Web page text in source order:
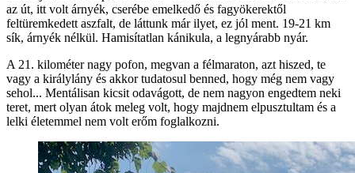
az út, itt volt árnyék, cserébe emelkedő és fagyökerektől
feltüremkedett aszfalt, de láttunk már ilyet, ez jól ment. 19-21 km
sík, árnyék nélkül. Hamisítatlan kánikula, a legnyárabb nyár.
A 21. kilométer nagy pofon, megvan a félmaraton, azt hiszed, te
vagy a királylány és akkor tudatosul benned, hogy még nem vagy
sehol... Mentálisan kicsit odavágott, de nem nagyon engedtem neki
teret, mert olyan átok meleg volt, hogy majdnem elpusztultam és a
lelki életemmel nem volt erőm foglalkozni.